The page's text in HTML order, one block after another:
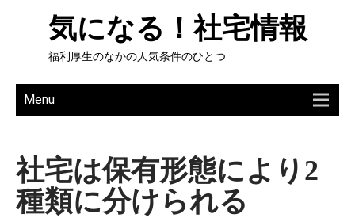
気になる！社宅情報
福利厚生のなかの人気条件のひとつ
Menu
社宅は保有形態により2
種類に分けられる